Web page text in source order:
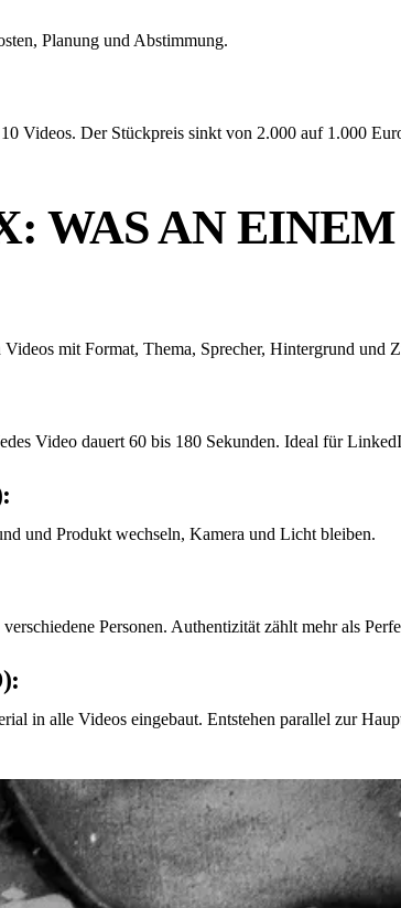
Planung und Abstimmung.
Videos. Der Stückpreis sinkt von 2.000 auf 1.000
WAS AN
mit Format, Thema, Sprecher, Hintergrund und
Video dauert 60 bis 180 Sekunden. Ideal für
und Produkt wechseln, Kamera und Licht bleiben.
Personen. Authentizität zählt mehr als
in alle Videos eingebaut. Entstehen parallel zur